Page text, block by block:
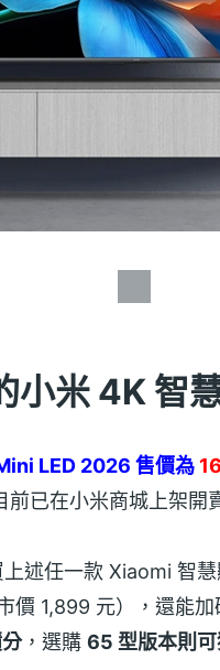
小米 4K 智
LED 2026 售價為
前已在小米商城上架開
述任一款 Xiaomi 智
市價 1,899 元），還能
，選購 65 型版本則